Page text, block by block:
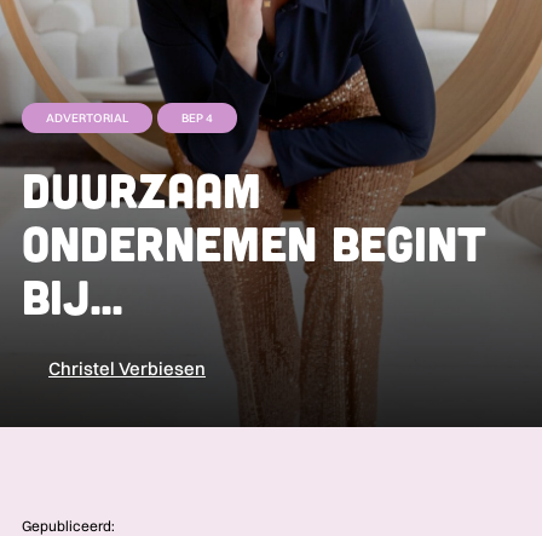
ADVERTORIAL BEP 4
Duurzaam
ondernemen begint
bij...
Christel Verbiesen
Gepubliceerd: